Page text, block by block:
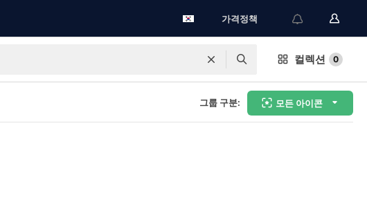
가격정책
컬렉션 0
그룹 구분: 모든 아이콘